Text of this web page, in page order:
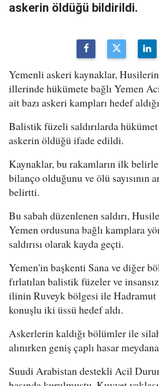
askerin öldüğü bildirildi.
Yemenli askeri kaynaklar,
illerinde hükümete bağlı Yemen
ait bazı askeri kampları hedef
Balistik füzeli saldırılarda
askerin öldüğü ifade edildi.
Kaynaklar, bu rakamların ilk
bilanço olduğunu ve ölü sayısının
belirtti.
Bu sabah düzenlenen saldırı,
Yemen ordusuna bağlı kamplara
saldırısı olarak kayda geçti.
Yemen'in başkenti Sana ve diğer
fırlatılan balistik füzeler ve
ilinin Ruveyk bölgesi ile
konuşlu iki üssü hedef aldı.
Askerlerin kaldığı bölümler ile
alınırken geniş çaplı hasar
Suudi Arabistan destekli Acil